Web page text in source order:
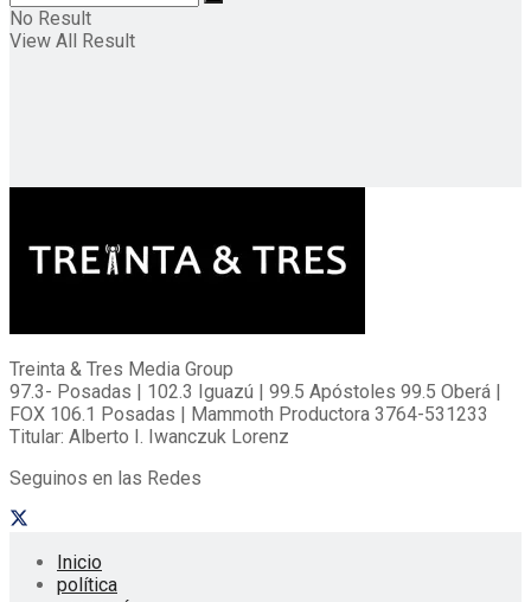
No Result
View All Result
Treinta & Tres Media Group
97.3- Posadas | 102.3 Iguazú | 99.5 Apóstoles 99.5 Oberá |
FOX 106.1 Posadas | Mammoth Productora 3764-531233
Titular: Alberto I. Iwanczuk Lorenz
Seguinos en las Redes
Inicio
política